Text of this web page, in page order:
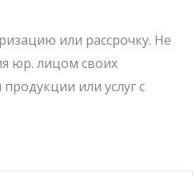
или рассрочку. Не
юр. лицом своих
или услуг с